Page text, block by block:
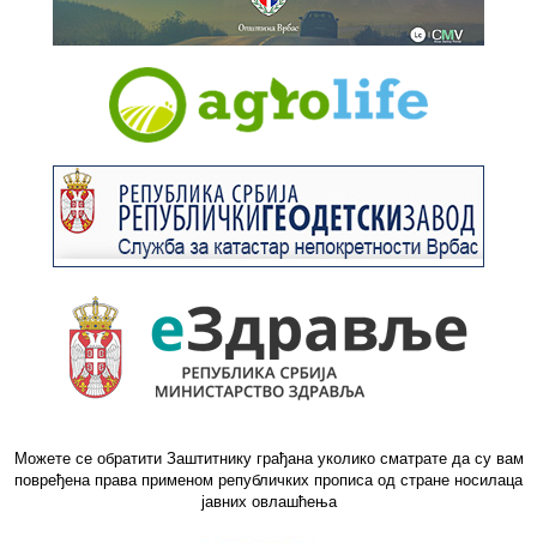
Можете се обратити Заштитнику грађана уколико сматрате да су вам
повређена права применом републичких прописа од стране носилаца
јавних овлашћења